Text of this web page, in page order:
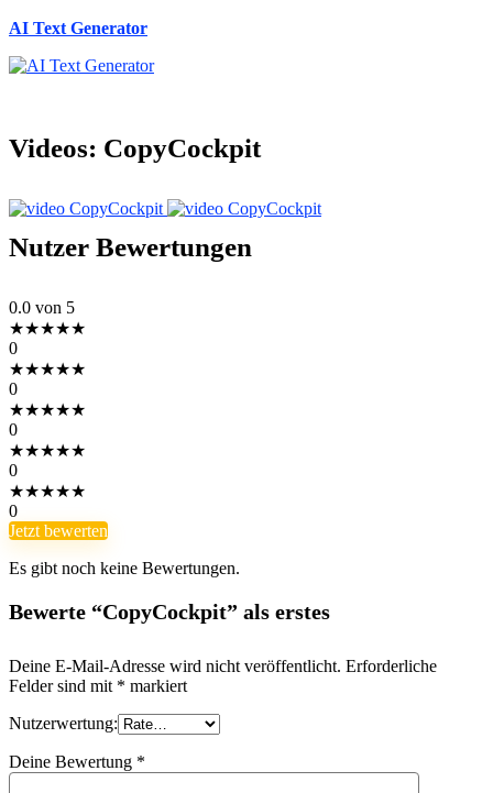
AI Text Generator
Videos: CopyCockpit
Nutzer Bewertungen
0.0 von 5
★★★★★
0
★★★★★
0
★★★★★
0
★★★★★
0
★★★★★
0
Jetzt bewerten
Es gibt noch keine Bewertungen.
Bewerte “CopyCockpit” als erstes
Deine E-Mail-Adresse wird nicht veröffentlicht. Erforderliche
Felder sind mit * markiert
Nutzerwertung:
Deine Bewertung *